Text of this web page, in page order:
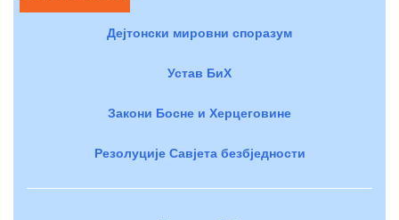
Дејтонски мировни споразум
Устав БиХ
Закони Босне и Херцеговине
Резолуције Савјета безбједности